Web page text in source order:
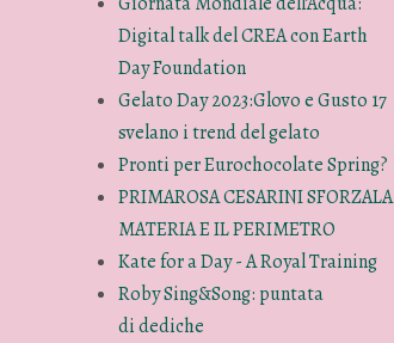
Digital talk del CREA con Earth
Day Foundation
Gelato Day 2023:Glovo e Gusto 17
svelano i trend del gelato
Pronti per Eurochocolate Spring?
PRIMAROSA CESARINI SFORZALA
MATERIA E IL PERIMETRO
Kate for a Day - A Royal Training
Roby Sing&Song: puntata
di dediche